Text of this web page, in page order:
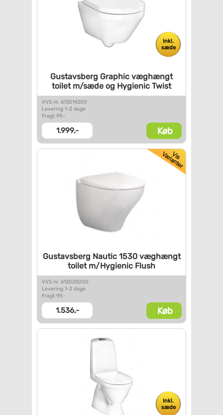
Inkl.
sæde
Gustavsberg Graphic væghængt
toilet m/sæde og Hygienic Twist
VVS nr. 613014200
Levering 1-2 dage
Fragt 99,-
1.999,- Køb
Gustavsberg Nautic 1530væghængt
toilet m/Hygienic Flush
VVS nr. 613025000
Levering 1-2 dage
Fragt 99,-
1.536,- Køb
Inkl.
sæde